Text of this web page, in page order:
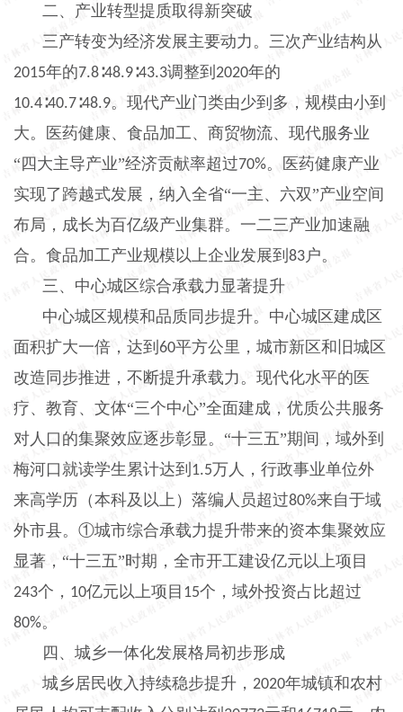
二、产业转型提质取得新突破
三产转变为经济发展主要动力。三次产业结构从
2015年的7.8∶48.9∶43.3调整到 2020年的
10.4∶40.7∶48.9。现代产业门类由少到多，规模由小到
大。医药健康、食品加工、商贸物流、现代服务业
“四大主导产业”经济贡献率超过70%。医药健康产业
实现了跨越式发展，纳入全省“一主、六双”产业空间
布局，成长为百亿级产业集群。一二三产业加速融
合。食品加工产业规模以上企业发展到 83 户。
三、中心城区综合承载力显著提升
中心城区规模和品质同步提升。中心城区建成区
面积扩大一倍，达到 60平方公里，城市新区和旧城区
改造同步推进，不断提升承载力。现代化水平的医
疗、教育、文体“三个中心”全面建成，优质公共服务
对人口的集聚效应逐步彰显。“十三五”期间，域外到
梅河口就读学生累计达到 1.5万人，行政事业单位外
来高学历（本科及以上）落编人员超过80%来自于域
外市县。①城市综合承载力提升带来的资本集聚效应
显著，“十三五”时期，全市开工建设亿元以上项目
243个， 10亿元以上项目 15个，域外投资占比超过
80%。
四、城乡一体化发展格局初步形成
城乡居民收入持续稳步提升， 2020年城镇和农村